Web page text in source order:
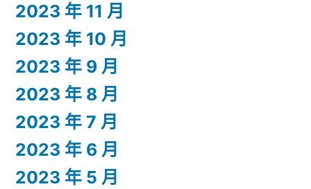
2023 年 11 月
2023 年 10 月
2023 年 9 月
2023 年 8 月
2023 年 7 月
2023 年 6 月
2023 年 5 月